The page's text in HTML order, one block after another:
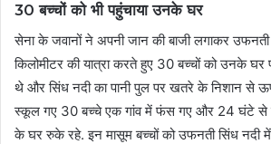
30 बच्चों को भी पहुंचाया उनके घर
सेना के जवानों ने अपनी जान की बाजी लगाकर
किलोमीटर की यात्रा करते हुए 30 बच्चों को उनके घर
थे और सिंध नदी का पानी पुल पर खतरे के निशान से
स्कूल गए 30 बच्चे एक गांव में फंस गए और 24 घंटे से
के घर रुके रहे. इन मासूम बच्चों को उफनती सिंध नदी में